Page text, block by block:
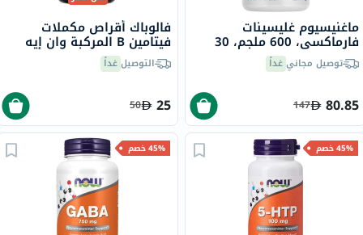
ماغنيسيوم غليسينات
فارماكسي، 600 ملجم، 30
كبسولة
توصيل مجانيغداً
80.85
147
فالوباك أقراص مكملات
فيتامين B المركبة وان إيه
داي حزمة من 60
التوصيلغداً
25
50
45% خصم 45% خصم